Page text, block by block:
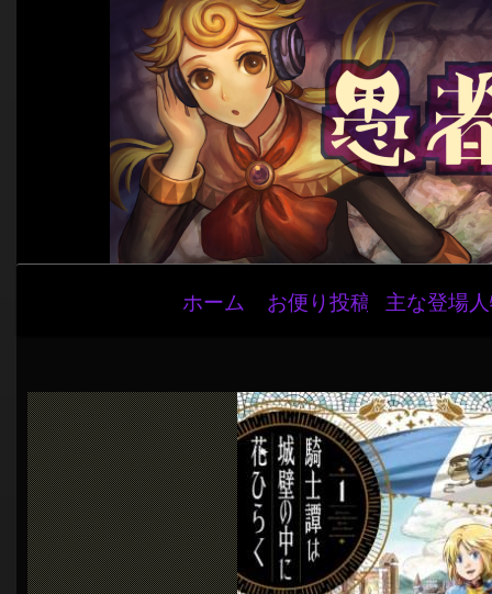
ビ
ゲ
ー
シ
ョ
ン
ホーム お便り投稿 主な登場